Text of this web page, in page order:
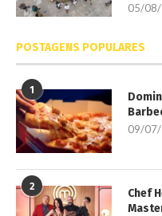
05/
POSTAGENS POPULARES
1
09/07/
2
Chef